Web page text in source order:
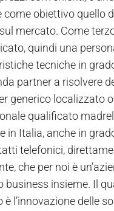
come obiettivo quello
mercato. Come
quindi una
tecniche in
partner a risolvere
generico localizzato
qualificato
in Italia, anche in
telefonici,
che per noi è
business insieme. Il
l’innovazione delle